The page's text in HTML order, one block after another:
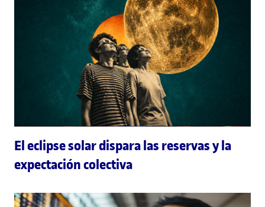
El eclipse solar dispara las reservas y la
expectación colectiva